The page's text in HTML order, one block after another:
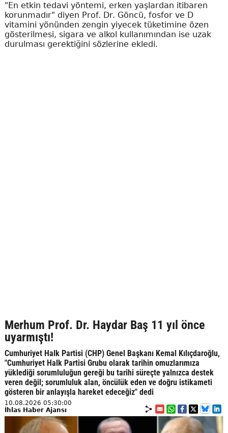
"En etkin tedavi yöntemi, erken yaşlardan itibaren
korunmadır" diyen Prof. Dr. Göncü, fosfor ve D
vitamini yönünden zengin yiyecek tüketimine özen
gösterilmesi, sigara ve alkol kullanımından ise uzak
durulması gerektiğini sözlerine ekledi.
Merhum Prof. Dr. Haydar Baş 11 yıl önce
uyarmıştı!
Cumhuriyet Halk Partisi (CHP) Genel Başkanı Kemal Kılıçdaroğlu,
"Cumhuriyet Halk Partisi Grubu olarak tarihin omuzlarımıza
yüklediği sorumluluğun gereği bu tarihi süreçte yalnızca destek
veren değil; sorumluluk alan, öncülük eden ve doğru istikameti
gösteren bir anlayışla hareket edeceğiz" dedi
10.08.2026 05:30:00
İhlas Haber Ajansı